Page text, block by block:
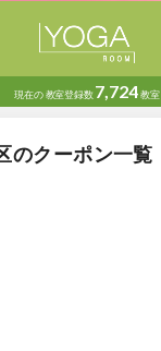
現在の教室登録数 7,724教室
のクーポン一覧